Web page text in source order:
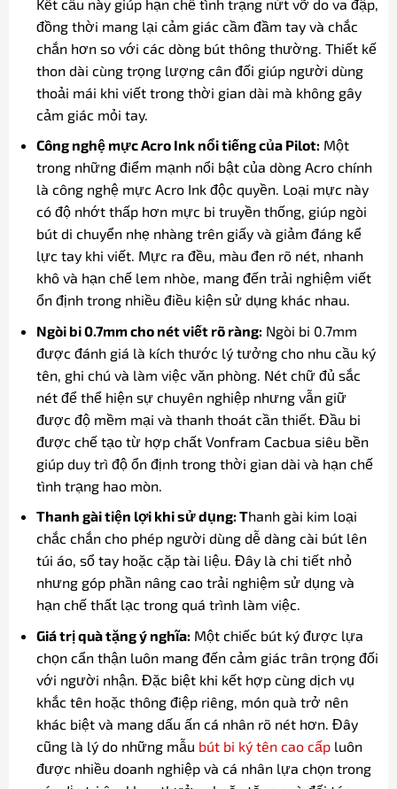
Kết cấu này giúp hạn chế tình trạng nứt vỡ do va đập,
đồng thời mang lại cảm giác cầm đầm tay và chắc
chắn hơn so với các dòng bút thông thường. Thiết kế
thon dài cùng trọng lượng cân đối giúp người dùng
thoải mái khi viết trong thời gian dài mà không gây
cảm giác mỏi tay.
Công nghệ mực Acro Ink nổi tiếng của Pilot: Một
trong những điểm mạnh nổi bật của dòng Acro chính
là công nghệ mực Acro Ink độc quyền. Loại mực này
có độ nhớt thấp hơn mực bi truyền thống, giúp ngòi
bút di chuyển nhẹ nhàng trên giấy và giảm đáng kể
lực tay khi viết. Mực ra đều, màu đen rõ nét, nhanh
khô và hạn chế lem nhòe, mang đến trải nghiệm viết
ổn định trong nhiều điều kiện sử dụng khác nhau.
Ngòi bi 0.7mm cho nét viết rõ ràng: Ngòi bi 0.7mm
được đánh giá là kích thước lý tưởng cho nhu cầu ký
tên, ghi chú và làm việc văn phòng. Nét chữ đủ sắc
nét để thể hiện sự chuyên nghiệp nhưng vẫn giữ
được độ mềm mại và thanh thoát cần thiết. Đầu bi
được chế tạo từ hợp chất Vonfram Cacbua siêu bền
giúp duy trì độ ổn định trong thời gian dài và hạn chế
tình trạng hao mòn.
Thanh gài tiện lợi khi sử dụng: Thanh gài kim loại
chắc chắn cho phép người dùng dễ dàng cài bút lên
túi áo, sổ tay hoặc cặp tài liệu. Đây là chi tiết nhỏ
nhưng góp phần nâng cao trải nghiệm sử dụng và
hạn chế thất lạc trong quá trình làm việc.
Giá trị quà tặng ý nghĩa: Một chiếc bút ký được lựa
chọn cẩn thận luôn mang đến cảm giác trân trọng đối
với người nhận. Đặc biệt khi kết hợp cùng dịch vụ
khắc tên hoặc thông điệp riêng, món quà trở nên
khác biệt và mang dấu ấn cá nhân rõ nét hơn. Đây
cũng là lý do những mẫu bút bi ký tên cao cấpluôn
được nhiều doanh nghiệp và cá nhân lựa chọn trong